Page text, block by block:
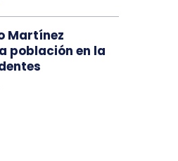
Martínez
población en la